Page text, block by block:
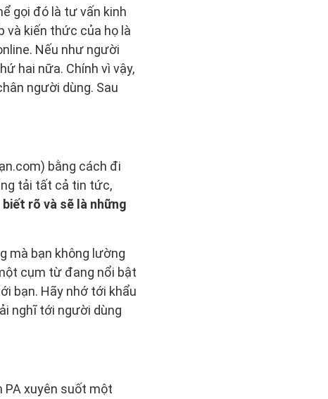
gọi đó là tư vấn kinh
và kiến thức của họ là
Nếu như người
hai nữa. Chính vì vậy,
người dùng. Sau
bằng cách đi
tải tất cả tin tức,
rõ và sẽ là những
mà bạn không lường
cụm từ đang nổi bật
bạn. Hãy nhớ tới khẩu
nghĩ tới người dùng
PA xuyên suốt một